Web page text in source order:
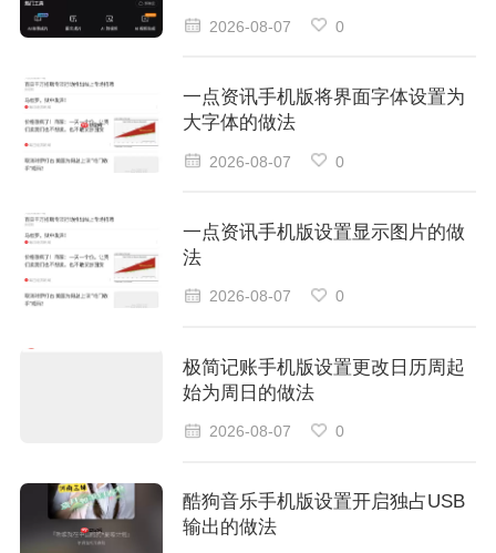
2026-08-07 0
一点资讯手机版将界面字体设置为
大字体的做法
2026-08-07 0
一点资讯手机版设置显示图片的做
法
2026-08-07 0
极简记账手机版设置更改日历周起
始为周日的做法
2026-08-07 0
酷狗音乐手机版设置开启独占USB
输出的做法